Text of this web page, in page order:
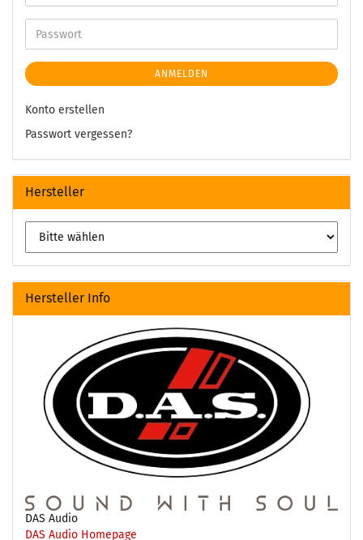
ANMELDEN
Konto erstellen
Passwort vergessen?
Hersteller
Hersteller Info
DAS Audio
DAS Audio Homepage